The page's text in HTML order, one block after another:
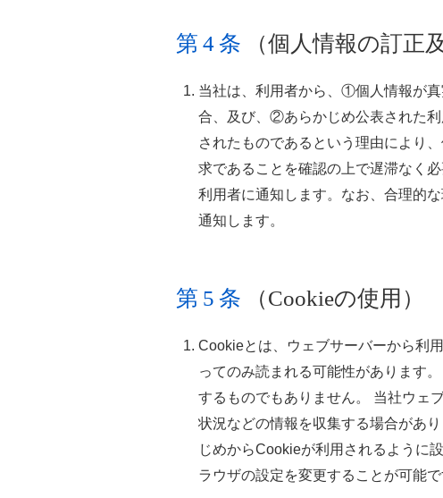
第4条 （個人情報の訂正
当社は、利用者から、①個人情報が
合、及び、②あらかじめ公表された
されたものであるという理由により
求であることを確認の上で遅滞なく
利用者に通知します。なお、合理的
通知します。
第5条 （Cookieの使用）
Cookieとは、ウェブサーバーから利
ってのみ読まれる可能性があります
するものでもありません。 当社ウェ
状況などの情報を収集する場合があ
じめからCookieが利用されるように
ラウザの設定を変更することが可能で